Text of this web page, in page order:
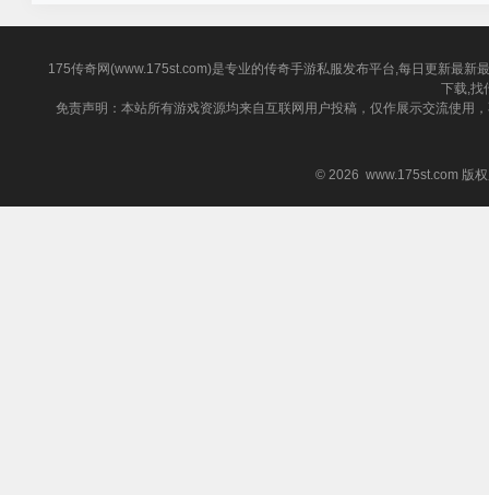
175传奇网(www.175st.com)是专业的传奇手游私服发布平台,每日更新最
下载,找
免责声明：本站所有游戏资源均来自互联网用户投稿，仅作展示交流使用
© 2026 www.175st.com 版